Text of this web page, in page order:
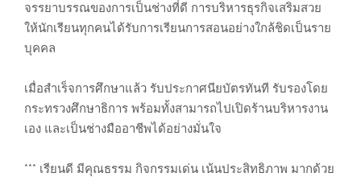
จรรยาบรรณของการเป็นช่างที่ดี การบริหารธุรกิจเสริมสวย
ให้นักเรียนทุกคนได้รับการเรียนการสอนอย่างใกล้ชิดเป็นราย
บุคคล
เมื่อสำเร็จการศึกษาแล้ว รับประกาศนียบัตรทันที รับรองโดย
กระทรวงศึกษาธิการ พร้อมทั้งสามารถไปเปิดร้านบริหารงาน
เอง และเป็นช่างมืออาชีพได้อย่างมั่นใจ
*** เรียนดี มีคุณธรรม กิจกรรมเด่น เน้นประสิทธิภาพ มากด้วย